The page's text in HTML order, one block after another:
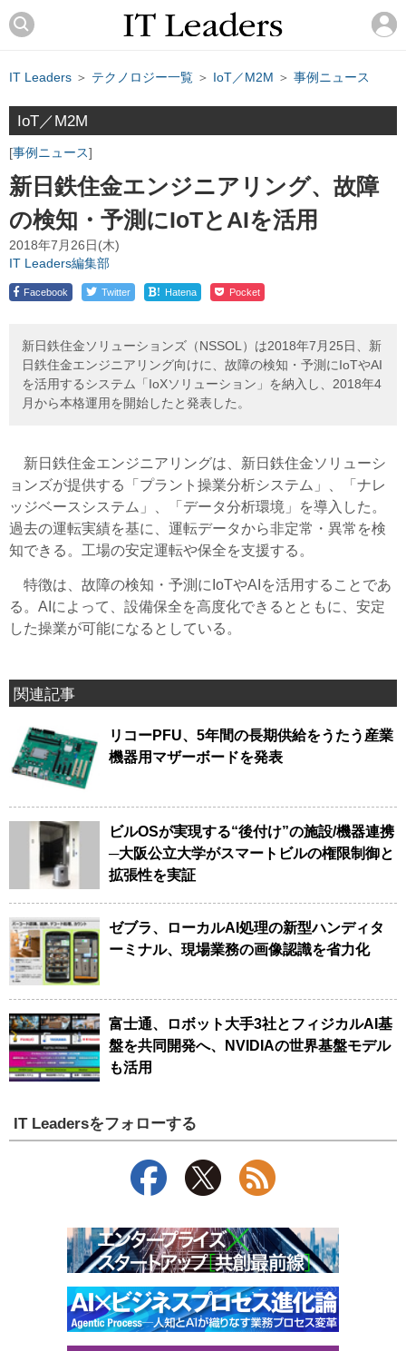
IT Leaders ＞ テクノロジー一覧 ＞ IoT／M2M ＞ 事例ニュース
IoT／M2M
事例ニュース
新日鉄住金エンジニアリング、故障
の検知・予測にIoTとAIを活用
2018年7月26日(木)
IT Leaders編集部
Facebook Twitter ! Hatena Pocket
新日鉄住金ソリューションズ（NSSOL）は2018年7月25日、新
日鉄住金エンジニアリング向けに、故障の検知・予測にIoTやAI
を活用するシステム「IoXソリューション」を納入し、2018年4
月から本格運用を開始したと発表した。
新日鉄住金エンジニアリングは、新日鉄住金ソリューシ
ョンズが提供する「プラント操業分析システム」、「ナレ
ッジベースシステム」、「データ分析環境」を導入した。
過去の運転実績を基に、運転データから非定常・異常を検
知できる。工場の安定運転や保全を支援する。
特徴は、故障の検知・予測にIoTやAIを活用することであ
る。AIによって、設備保全を高度化できるとともに、安定
した操業が可能になるとしている。
関連記事
リコーPFU、5年間の長期供給をうたう産業
機器用マザーボードを発表
ビルOSが実現する“後付け”の施設/機器連携
─大阪公立大学がスマートビルの権限制御と
拡張性を実証
ゼブラ、ローカルAI処理の新型ハンディタ
ーミナル、現場業務の画像認識を省力化
富士通、ロボット大手3社とフィジカルAI基
盤を共同開発へ、NVIDIAの世界基盤モデル
も活用
IT Leadersをフォローする